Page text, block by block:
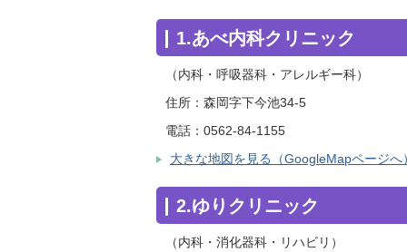
1.あべ内科クリニック
（内科・呼吸器科・アレルギー科）
住所：森岡字下今池34-5
電話：0562-84-1155
大きな地図を見る（GoogleMapページへ
2.ゆりクリニック
（内科・消化器科・リハビリ）